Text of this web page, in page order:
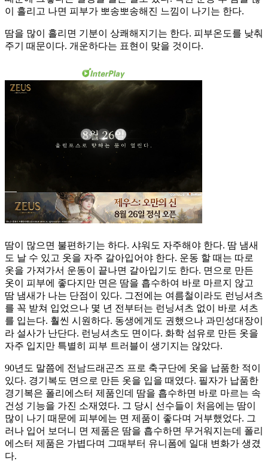
이 흘리고 나면 피부가 뽀송뽀송해진 느낌이 나기는 한다.
땀을 많이 흘리면 기분이 상쾌해지기는 한다. 피부온도를 낮춰
주기 때문이다. 개운하다는 표현이 맞을 것이다.
땀이 많으면 불편하기는 하다. 샤워도 자주해야 한다. 땀 냄새
도 날 수 있고 옷을 자주 갈아입어야 한다. 운동 할 때는 따로
옷을 가져가서 운동이 끝나면 갈아입기도 한다. 면으로 만든
옷이 피부에 좋다지만 면은 땀을 흡수하여 바로 마르지 않고
땀 냄새가 나는 단점이 있다. 그전에는 여름철이라도 런닝셔츠
를 꼭 받쳐 입었으나 몇 년 전부터는 런닝셔츠 없이 바로 셔츠
를 입는다. 훨씬 시원하다. 동생에게도 권했으나 과민성대장이
라 설사가 난단다. 런닝셔츠도 면이다. 화학 섬유로 만든 옷을
자주 입지만 특별히 피부 트러블이 생기지는 않았다.
90년도 말쯤에 전남드래곤즈 프로 축구단에 옷을 납품한 적이
있다. 경기복도 면으로 만든 옷을 입을 때였다. 필자가 납품한
경기복은 폴리에스터 제품인데 땀을 흡수하면 바로 마르는 속
건성 기능을 가진 소재였다. 그 당시 선수들이 처음에는 땀이
많이 나기 때문에 피부에는 면 제품이 좋다며 거부했었다. 그
러나 입어 보더니 면 제품은 땀을 흡수하면 무거워지는데 폴리
에스터 제품은 가볍다며 그때부터 유니폼에 일대 변화가 생겼
다.